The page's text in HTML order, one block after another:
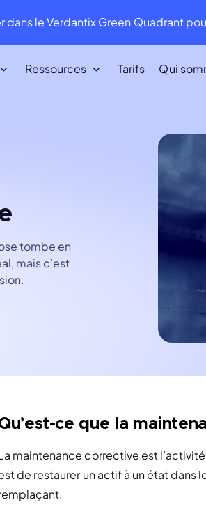
le Verdantix Green Quadrant
Ressources Tarifs Qui
Infraspeak Academy
Tout ce que vous devez
tombe en
mais c’est
ce que la
maintenance corrective est
de restaurer un actif à un état